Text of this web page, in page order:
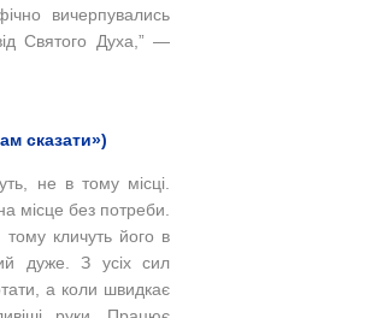
вичерпувались
Святого Духа,” —
сказати»)
не в тому місці.
місце без потреби.
кличуть його в
дуже. З усіх сил
а коли швидкає